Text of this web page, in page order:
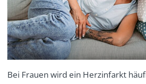
Bei Frauen wird ein Herzinfarkt